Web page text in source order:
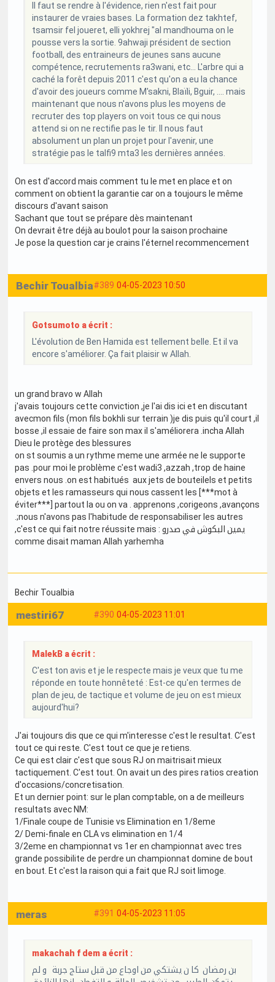
Il faut se rendre à l'évidence, rien n'est fait pour
instaurer de vraies bases. La formation dez takhtef,
tsamsir fel joueret, elli yokhrej "al mandhouma on le
pousse vers la sortie. 9ahwaji président de section
football, des entraineurs de jeunes sans aucune
compétence, recrutements ra3wani, etc... L'arbre qui a
caché la forêt depuis 2011 c'est qu'on a eu la chance
d'avoir des joueurs comme M'sakni, Blaïli, Bguir, .... mais
maintenant que nous n'avons plus les moyens de
recruter des top players on voit tous ce qui nous
attend si on ne rectifie pas le tir. Il nous faut
absolument un plan un projet pour l'avenir, une
stratégie pas le talfi9 mta3 les dernières années.
On est d'accord mais comment tu le met en place et on
comment on obtient la garantie car on a toujours le même
discours d'avant saison
Sachant que tout se prépare dès maintenant
On devrait être déjà au boulot pour la saison prochaine
Je pose la question car je crains l'éternel recommencement
#389 04-05-2023 10:50
Bechir Toualbia
Gotsumoto a écrit :
L'évolution de Ben Hamida est tellement belle. Et il va
encore s'améliorer. Ça fait plaisir w Allah.
un grand bravo w Allah
j'avais toujours cette conviction ,je l'ai dis ici et en discutant
avecmon fils (mon fils bokhli sur terrain )je dis puis qu'il court ,il
bosse ,il essaie de faire son max il s'améliorera .incha Allah
Dieu le protège des blessures
on st soumis a un rythme meme une armée ne le supporte
pas .pour moi le problème c'est wadi3 ,azzah ,trop de haine
envers nous .on est habitués aux jets de bouteilels et petits
objets et les ramasseurs qui nous cassent les [***mot à
éviter***] partout la ou on va . apprenons ,corigeons ,avançons
.;nous n'avons pas l'habitude de responsabiliser les autres
,c'est ce qui fait notre réussite mais : يمين البكوش في صدرو
comme disait maman Allah yarhemha
Bechir Toualbia
#390 04-05-2023 11:01
mestiri67
MalekB a écrit :
C'est ton avis et je le respecte mais je veux que tu me
réponde en toute honnêteté : Est-ce qu'en termes de
plan de jeu, de tactique et volume de jeu on est mieux
aujourd'hui?
J'ai toujours dis que ce qui m'interesse c'est le resultat. C'est
tout ce qui reste. C'est tout ce que je retiens.
Ce qui est clair c'est que sous RJ on maitrisait mieux
tactiquement. C'est tout. On avait un des pires ratios creation
d'occasions/concretisation.
Et un dernier point: sur le plan comptable, on a de meilleurs
resultats avec NM:
1/Finale coupe de Tunisie vs Elimination en 1/8eme
2/ Demi-finale en CLA vs elimination en 1/4
3/2eme en championnat vs 1er en championnat avec tres
grande possibilite de perdre un championnat domine de bout
en bout. Et c'est la raison qui a fait que RJ soit limoge.
#391 04-05-2023 11:05
meras
makachah f dem a écrit :
بن رمضان كا ن يشتكي من اوجاع من قبل ستاج جربة و لم